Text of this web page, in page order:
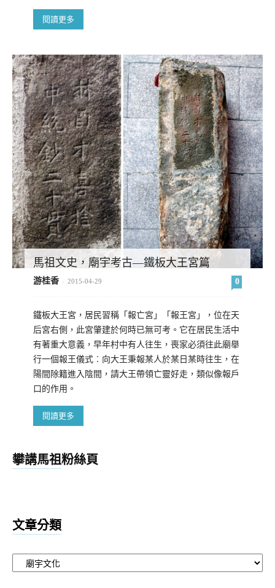
閱讀更多
馬祖文史，廟宇考古—鐵板大王宮篇
游桂香 - 2015-04-29 0
鐵板大王宮，居民習稱「報亡宮」「報王宮」，位在天
后宮右側，此宮肇建於何時已無可考。它在居民生活中
有著重大意義，早年村中有人往生，喪家必須往此廟舉
行一個報王儀式︰向大王秉報某人於某日某時往生，在
陽間除籍進入陰間，請大王帶領亡靈好走，類似像報戶
口的作用。
閱讀更多
攀講馬祖粉絲頁
文章分類
文